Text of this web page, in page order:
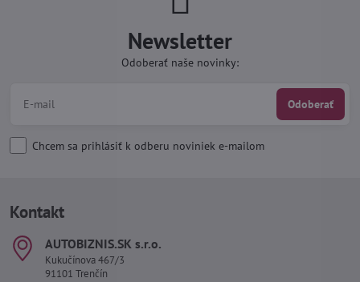
Newsletter
Odoberať naše novinky:
Odoberať
Chcem sa prihlásiť k odberu noviniek e-mailom
Kontakt
AUTOBIZNIS​.SK s​.r​.o​.
Kukučínova 467/3
91101 Trenčín